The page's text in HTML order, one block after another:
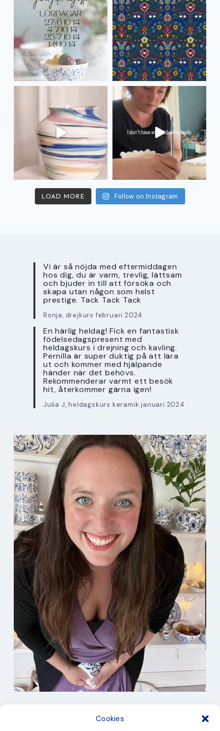
Cookies
LOAD MORE Follow on Instagram
Vi är så nöjda med eftermiddagen
hos dig, du är varm, trevlig, lättsam
och bjuder in till att försöka och
skapa utan någon som helst
prestige. Tack Tack Tack
Ronja, drejkurs februari 2024
En härlig heldag! Fick en fantastisk
födelsedagspresent med
heldagskurs i drejning och kavling.
Pernilla är super duktig på att lära
ut och kommer med hjälpande
händer när det behövs.
Rekommenderar varmt ett besök
hit, återkommer gärna igen!
Julia J, heldagskurs keramik januari 2024